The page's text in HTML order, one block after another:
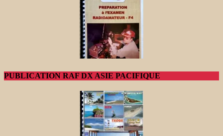
PUBLICATION RAF DX ASIE PACIFIQUE